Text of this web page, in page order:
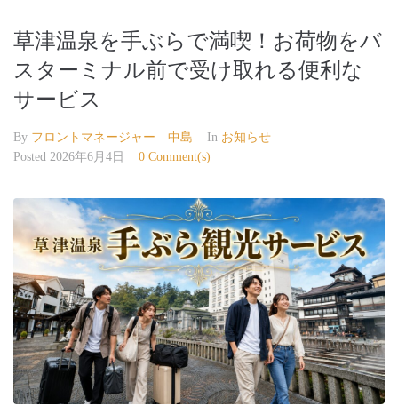
草津温泉を手ぶらで満喫！お荷物をバ
スターミナル前で受け取れる便利な
サービス
By フロントマネージャー 中島 In お知らせ
Posted 2026年6月4日 0 Comment(s)